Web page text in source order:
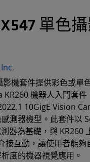
單色
影機套件提供彩色或單
KR260 機器人入門套
10GigE Vision
測器機型。此套件以
器為基礎，與 KR260
接互動，讓使用者能
度的機器視覺應用。